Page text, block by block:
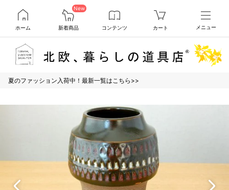
ホーム
New
新着商品 コンテンツ カート メニュー
夏のファッション入荷中！最新一覧はこちら>>